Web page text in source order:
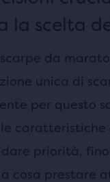
la scelta
da
unica di
per questo
caratteristiche
priorità,
cosa prestare